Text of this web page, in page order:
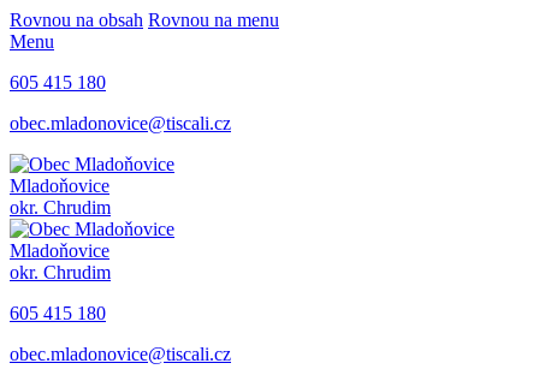
Rovnou na obsah Rovnou na menu
Menu
605 415 180
obec.mladonovice@tiscali.cz
Mladoňovice
okr. Chrudim
Mladoňovice
okr. Chrudim
605 415 180
obec.mladonovice@tiscali.cz